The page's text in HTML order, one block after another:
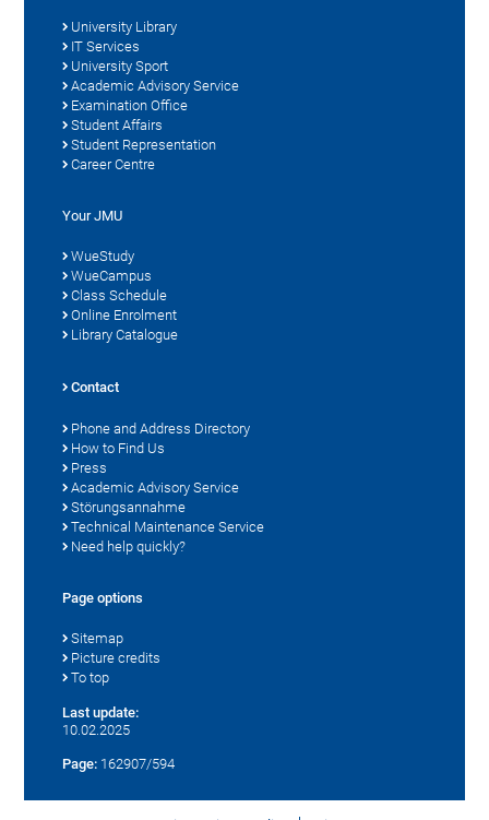
University Library
IT Services
University Sport
Academic Advisory Service
Examination Office
Student Affairs
Student Representation
Career Centre
Your JMU
WueStudy
WueCampus
Class Schedule
Online Enrolment
Library Catalogue
Contact
Phone and Address Directory
How to Find Us
Press
Academic Advisory Service
Störungsannahme
Technical Maintenance Service
Need help quickly?
Page options
Sitemap
Picture credits
To top
Last update:
10.02.2025
Page: 162907/594